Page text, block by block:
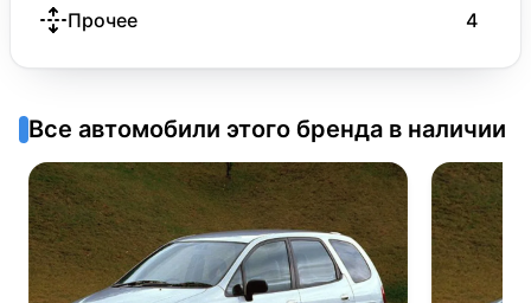
Прочее 4
Все автомобили этого бренда в наличии